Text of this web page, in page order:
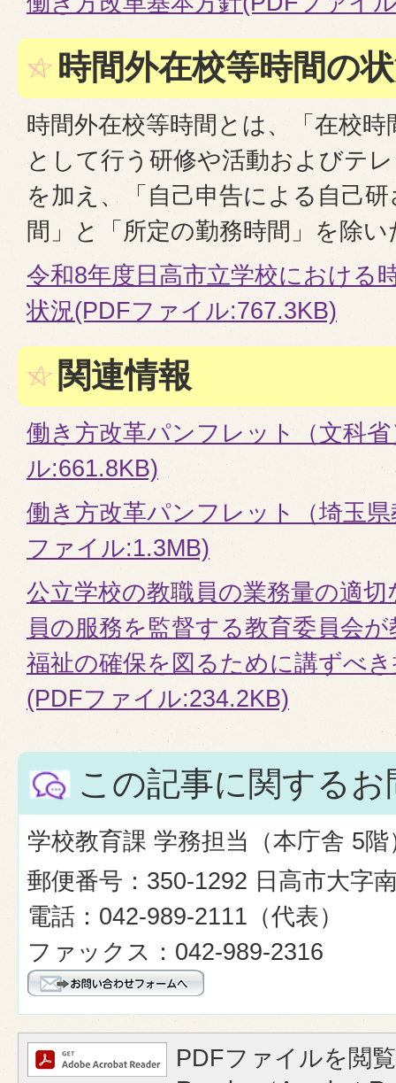
時間外在校等時間の
時間外在校等時間とは、「在校
として行う研修や活動およびテ
を加え、「自己申告による自己
間」と「所定の勤務時間」を除
令和8年度日高市立学校における
状況(PDFファイル:767.3KB)
関連情報
働き方改革パンフレット（文科
ル:661.8KB)
働き方改革パンフレット（埼玉
ファイル:1.3MB)
公立学校の教職員の業務量の適
員の服務を監督する教育委員会
福祉の確保を図るために講ずべ
(PDFファイル:234.2KB)
この記事に関する
学校教育課 学務担当（本庁舎 5階
郵便番号：350-1292 日高市大字
電話：042-989-2111（代表）
ファックス：042-989-2316
PDFファイルを閲